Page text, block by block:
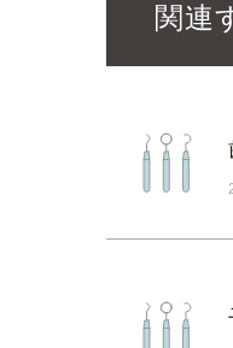
関連